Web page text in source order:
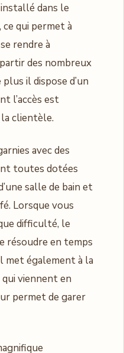
installé dans le
qui permet à
rendre à
des nombreux
il dispose d’un
l’accès est
clientèle.
avec des
toutes dotées
salle de bain et
Lorsque vous
difficulté, le
résoudre en temps
met également à la
viennent en
permet de garer